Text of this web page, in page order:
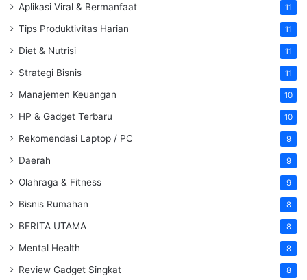
Aplikasi Viral & Bermanfaat 11
Tips Produktivitas Harian 11
Diet & Nutrisi 11
Strategi Bisnis 11
Manajemen Keuangan 10
HP & Gadget Terbaru 10
Rekomendasi Laptop / PC 9
Daerah 9
Olahraga & Fitness 9
Bisnis Rumahan 8
BERITA UTAMA 8
Mental Health 8
Review Gadget Singkat 8